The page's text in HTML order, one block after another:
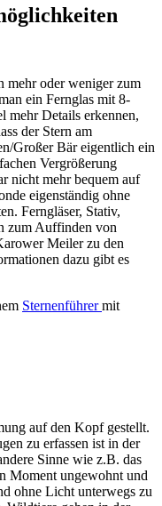
mehr oder weniger zum
ein Fernglas mit 8-
mehr Details erkennen,
der Stern am
Großer Bär eigentlich ein
Vergrößerung
nicht mehr bequem auf
eigenständig ohne
Ferngläser, Stativ,
zum Auffinden von
Meiler zu den
dazu gibt es
Sternenführermit
auf den Kopf gestellt.
zu erfassen ist in der
Sinne wie z.B. das
Moment ungewohnt und
ohne Licht unterwegs zu